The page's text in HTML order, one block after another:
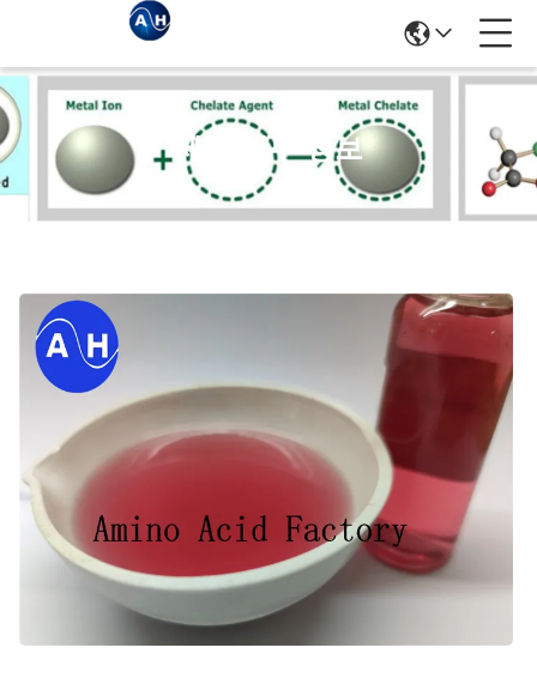
제품 세부 정보